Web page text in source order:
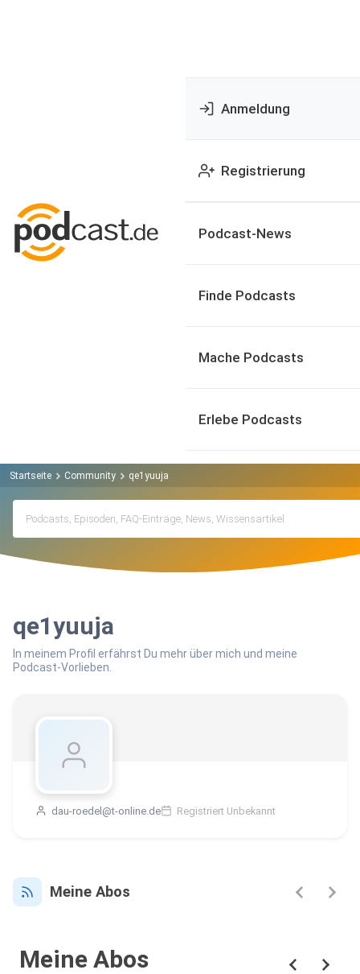
Anmeldung
Registrierung
Podcast-News
Finde Podcasts
Mache Podcasts
Erlebe Podcasts
Startseite Community qe1yuuja
qe1yuuja
In meinem Profil erfährst Du mehr über mich und meine
Podcast-Vorlieben.
dau-roedel@t-online.de Registriert Unbekannt
Meine Abos
Meine Abos